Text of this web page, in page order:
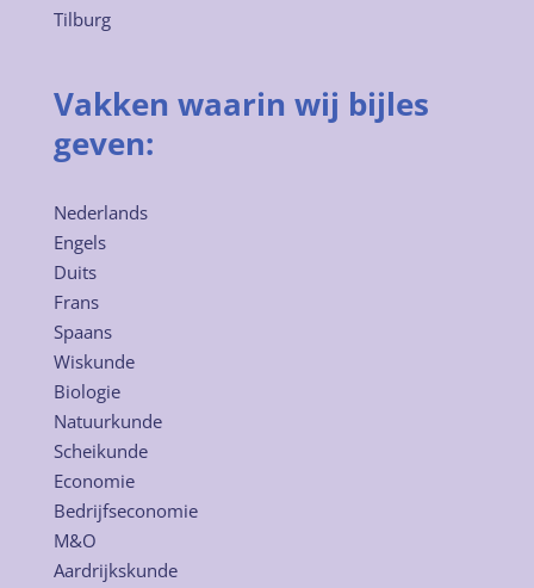
Tilburg
Vakken waarin wij bijles
geven:
Nederlands
Engels
Duits
Frans
Spaans
Wiskunde
Biologie
Natuurkunde
Scheikunde
Economie
Bedrijfseconomie
M&O
Aardrijkskunde